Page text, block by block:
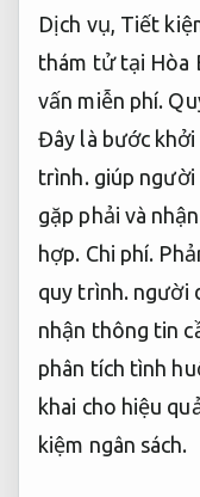
Dịch vụ, Tiết
thám tử tại Hòa
vấn miễn phí.
Đây là bước
trình.giúp người
gặp phải và
hợp. Chi phí.
quy trình. người
nhận thông tin
phân tích tình
khai cho hiệu
kiệm ngân sách.